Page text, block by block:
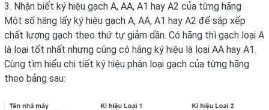
3. Nhận biết ký hiệu gạch A, AA, A1 hay A2 của từng hãng
Một số hãng lấy ký hiệu gạch A, AA, A1 hay A2 để sắp xếp
chất lượng gạch theo thứ tự giảm dần. Có hãng thì gạch loại A
là loại tốt nhất nhưng cũng có hãng ký hiệu là loại AA hay A1.
Cùng tìm hiểu chi tiết ký hiệu phân loại gạch của từng hãng
theo bảng sau: